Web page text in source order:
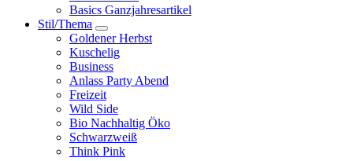
Basics Ganzjahresartikel
Stil/Thema
Goldener Herbst
Kuschelig
Business
Anlass Party Abend
Freizeit
Wild Side
Bio Nachhaltig Öko
Schwarzweiß
Think Pink